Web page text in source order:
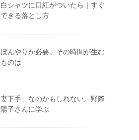
白シャツに口紅がついたら｜すぐ
できる落とし方
ぼんやりが必要。その時間が生む
ものは
妻下手、なのかもしれない。野際
陽子さんに学ぶ